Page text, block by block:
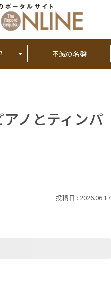
不滅の名盤
ノとティンパ
2026.06.17